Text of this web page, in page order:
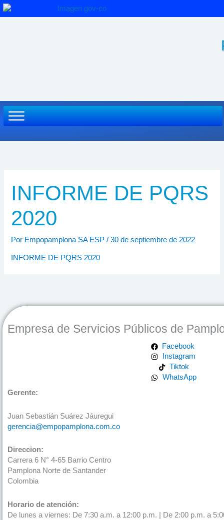
Ir
INFORME DE PQRS
2020
Por Empopamplona SA ESP/30 de septiembre de 2022
INFORME DE PQRS 2020
Empresa de Servicios Públicos de
Facebook
Instagram
Tiktok
WhatsApp
Gerente:
Juan Sebastián Suárez Jáuregui
gerencia@empopamplona.com.co
Direccion:
Carrera 6 N° 4-65 Barrio Centro
Pamplona Norte de Santander
Colombia
Horario de atención:
De lunes a viernes: De 7:30 a.m. a 12:00 p.m. | De 2:00 p.m. a